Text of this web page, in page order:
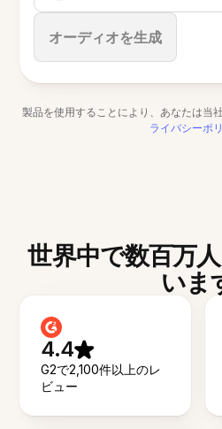
オーディオを生成
停止
製品を使用することにより、あなたは当
ライバシーポ
世界中で数百万
いま
4.4
G2で2,100件以上のレ
ビュー